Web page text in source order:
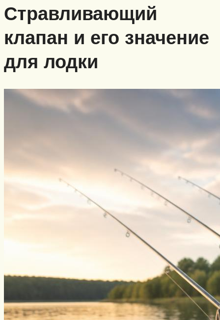
Стравливающий
клапан и его значение
для лодки